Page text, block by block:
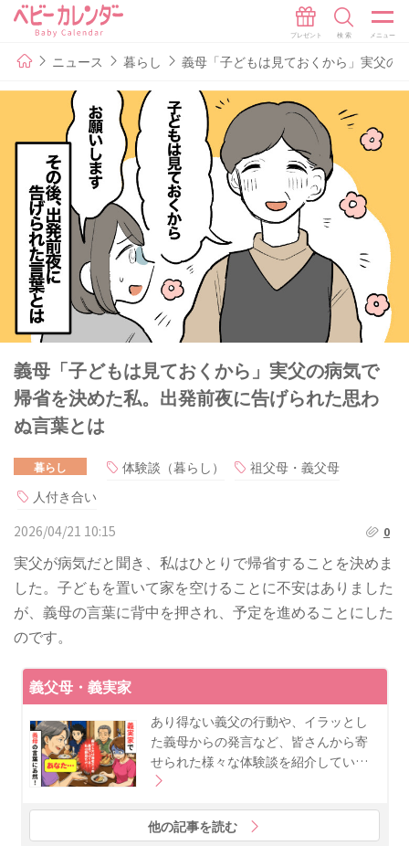
ニュース 暮らし 義母「子どもは見ておくから」実父の
義母「子どもは見ておくから」実父の病気で
帰省を決めた私。出発前夜に告げられた思わ
ぬ言葉とは
暮らし 体験談（暮らし）
祖父母・義父母
人付き合い
2026/04/21 10:15
0
実父が病気だと聞き、私はひとりで帰省することを決めま
した。子どもを置いて家を空けることに不安はありました
が、義母の言葉に背中を押され、予定を進めることにした
のです。
義父母・義実家
あり得ない義父の行動や、イラッとし
た義母からの発言など、皆さんから寄
せられた様々な体験談を紹介してい…
他の記事を読む